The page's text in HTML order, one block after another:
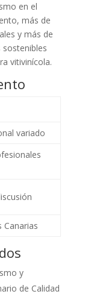
en el
más de
y más de
vitivinícola.
variado
Canarias
y
de Calidad